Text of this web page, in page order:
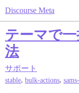
Discourse Meta
テーマで
法
サポート
stable, bulk-actions,